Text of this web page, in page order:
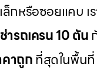
หรือซอยแคบ เ
ารถเครน 10 ตัน
คาถูกที่สุดในพื้นที่